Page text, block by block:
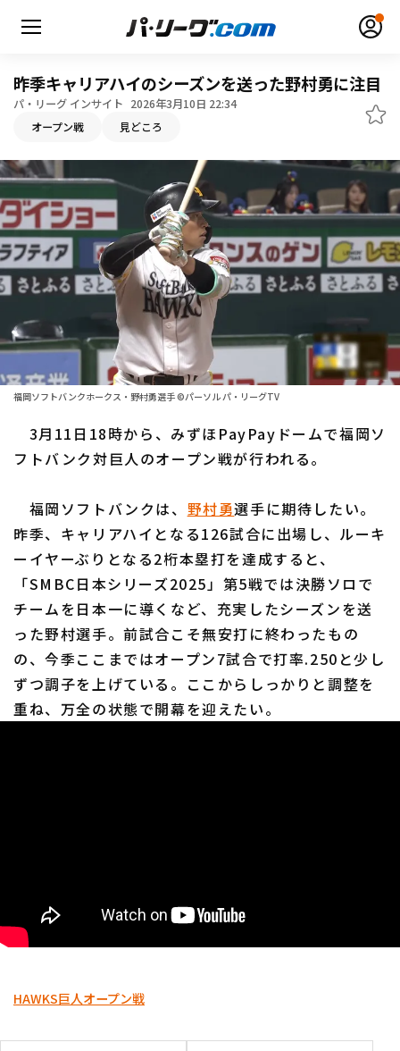
動画
日程・結果
順位表･成績
1軍公式戦
ファーム中地区
交流戦
選手名鑑
北海道日本ハムファイターズ
埼玉西武ライオンズ
千葉ロッテマリーンズ
オリックス・バファローズ
福岡ソフトバンクホークス
ニュース
設定
利用規約 プライバシーポリシー
特定商取引法の表示
昨季キャリアハイのシーズンを送った野村勇に注目
パ・リーグ インサイト 2026年3月10日 22:34
オープン戦 見どころ
福岡ソフトバンクホークス・野村勇選手 ©パーソル パ・リーグTV
3月11日18時から、みずほPayPayドームで福岡ソ
フトバンク対巨人のオープン戦が行われる。
福岡ソフトバンクは、 野村勇選手に期待したい。
昨季、キャリアハイとなる126試合に出場し、ルーキ
ーイヤーぶりとなる2桁本塁打を達成すると、
「SMBC日本シリーズ2025」第5戦では決勝ソロで
チームを日本一に導くなど、充実したシーズンを送
った野村選手。前試合こそ無安打に終わったもの
の、今季ここまではオープン7試合で打率.250と少し
ずつ調子を上げている。ここからしっかりと調整を
重ね、万全の状態で開幕を迎えたい。
HAWKS巨人オープン戦